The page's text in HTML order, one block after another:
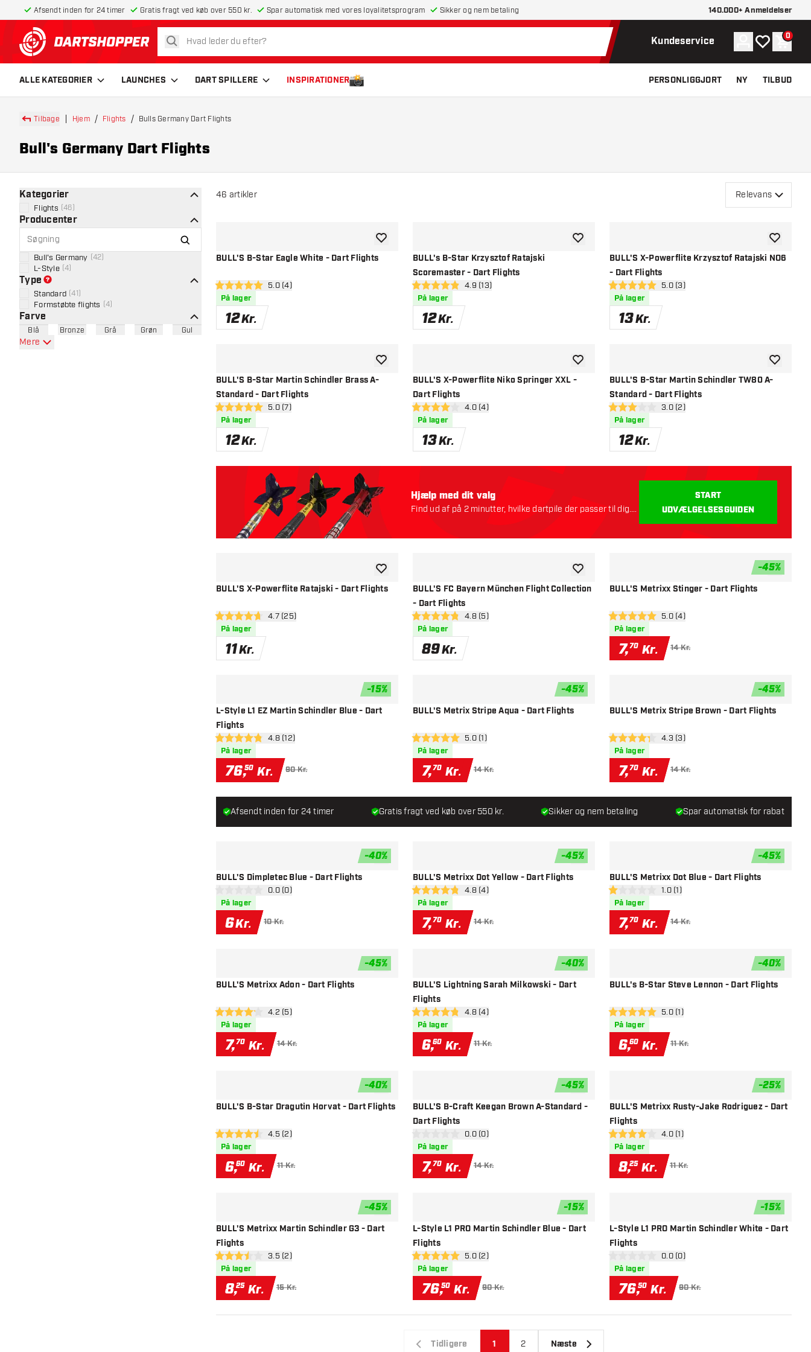
Afsendt inden for 24 timer Gratis fragt ved køb over 550 kr. Spar automatisk med vores loyalitetsprogram Sikker og nem betaling 140.000+ Anmeldelser
tilbage til forsiden
søg Kundeservice Konto
Min 0
ALLE KATEGORIER LAUNCHES DART SPILLERE INSPIRATIONER PERSONLIGGJORT NY TILBUD
Tilbage Hjem Flights Bulls Germany Dart Flights
Bull's Germany Dart Flights
Kategorier
Flights 46
Producenter
Bull's Germany 42
L-Style 4
Type
Standard (41
Formstøbte flights 4
Farve
Blå Bronze Grå Grøn Gul
Mere
46 artikler Relevans
BULL'S B-Star Eagle White - Dart Flights
åbn anmeldelsespanel
5 bedømmelsesstjerner
5.0 (4)
På lager
12Kr.
tilføje til ønskeliste
BULL's B-Star Krzysztof Ratajski
Scoremaster - Dart Flights
åbn anmeldelsespanel
4.9 bedømmelsesstjerner
4.9 (13)
På lager
12Kr.
tilføje til ønskeliste
BULL'S X-Powerflite Krzysztof Ratajski NO6
- Dart Flights
åbn anmeldelsespanel
5 bedømmelsesstjerner
5.0 (3)
På lager
13Kr.
tilføje til
BULL'S B-Star Martin Schindler Brass A-
Standard - Dart Flights
åbn anmeldelsespanel
5 bedømmelsesstjerner
5.0 (7)
På lager
12Kr.
tilføje til ønskeliste
BULL'S X-Powerflite Niko Springer XXL -
Dart Flights
åbn anmeldelsespanel
4 bedømmelsesstjerner
4.0 (4)
På lager
13Kr.
tilføje til ønskeliste
BULL'S B-Star Martin Schindler TW80 A-
Standard - Dart Flights
åbn anmeldelsespanel
3 bedømmelsesstjerner
3.0 (2)
På lager
12Kr.
tilføje til
BULL'S X-Powerflite Ratajski - Dart Flights
åbn anmeldelsespanel
4.7 bedømmelsesstjerner
4.7 (25)
På lager
11Kr.
tilføje til ønskeliste
BULL'S FC Bayern München Flight Collection
- Dart Flights
åbn anmeldelsespanel
4.8 bedømmelsesstjerner
4.8 (5)
På lager
89Kr.
tilføje til ønskeliste
-45%
BULL'S Metrixx Stinger - Dart Flights
åbn anmeldelsespanel
5 bedømmelsesstjerner
5.0 (4)
På lager
7,70 Kr. 14 Kr.
tilføje til
-15%
L-Style L1 EZ Martin Schindler Blue - Dart
Flights
åbn anmeldelsespanel
4.8 bedømmelsesstjerner
4.8 (12)
På lager
76,50 Kr. 90 Kr.
tilføje til ønskeliste
-45%
BULL'S Metrix Stripe Aqua - Dart Flights
åbn anmeldelsespanel
5 bedømmelsesstjerner
5.0 (1)
På lager
7,70 Kr. 14 Kr.
tilføje til ønskeliste
-45%
BULL'S Metrix Stripe Brown - Dart Flights
åbn anmeldelsespanel
4.3 bedømmelsesstjerner
4.3 (3)
På lager
7,70 Kr. 14 Kr.
tilføje til
-40%
BULL'S Dimpletec Blue - Dart Flights
åbn anmeldelsespanel
0 bedømmelsesstjerner
0.0 (0)
På lager
6Kr. 10 Kr.
tilføje til ønskeliste
-45%
BULL'S Metrixx Dot Yellow - Dart Flights
åbn anmeldelsespanel
4.8 bedømmelsesstjerner
4.8 (4)
På lager
7,70 Kr. 14 Kr.
tilføje til ønskeliste
-45%
BULL'S Metrixx Dot Blue - Dart Flights
åbn anmeldelsespanel
1 bedømmelsesstjerner
1.0 (1)
På lager
7,70 Kr. 14 Kr.
tilføje til
-45%
BULL'S Metrixx Adon - Dart Flights
åbn anmeldelsespanel
4.2 bedømmelsesstjerner
4.2 (5)
På lager
7,70 Kr. 14 Kr.
tilføje til ønskeliste
-40%
BULL'S Lightning Sarah Milkowski - Dart
Flights
åbn anmeldelsespanel
4.8 bedømmelsesstjerner
4.8 (4)
På lager
6,60 Kr. 11 Kr.
tilføje til ønskeliste
-40%
BULL's B-Star Steve Lennon - Dart Flights
åbn anmeldelsespanel
5 bedømmelsesstjerner
5.0 (1)
På lager
6,60 Kr. 11 Kr.
tilføje til
-40%
BULL'S B-Star Dragutin Horvat - Dart Flights
åbn anmeldelsespanel
4.5 bedømmelsesstjerner
4.5 (2)
På lager
6,60 Kr. 11 Kr.
tilføje til ønskeliste
-45%
BULL'S B-Craft Keegan Brown A-Standard -
Dart Flights
åbn anmeldelsespanel
0 bedømmelsesstjerner
0.0 (0)
På lager
7,70 Kr. 14 Kr.
tilføje til ønskeliste
-25%
BULL'S Metrixx Rusty-Jake Rodriguez - Dart
Flights
åbn anmeldelsespanel
4 bedømmelsesstjerner
4.0 (1)
På lager
8,25 Kr. 11 Kr.
tilføje til
-45%
BULL'S Metrixx Martin Schindler G3 - Dart
Flights
åbn anmeldelsespanel
3.5 bedømmelsesstjerner
3.5 (2)
På lager
8,25 Kr. 15 Kr.
tilføje til ønskeliste
-15%
L-Style L1 PRO Martin Schindler Blue - Dart
Flights
åbn anmeldelsespanel
5 bedømmelsesstjerner
5.0 (2)
På lager
76,50 Kr. 90 Kr.
tilføje til ønskeliste
-15%
L-Style L1 PRO Martin Schindler White - Dart
Flights
åbn anmeldelsespanel
0 bedømmelsesstjerner
0.0 (0)
På lager
76,50 Kr. 90 Kr.
tilføje til
Hjælp med dit valg
Find ud af på 2 minutter, hvilke dartpile der passer til dig.
START
UDVÆLGELSESGUIDEN
Afsendt inden for 24 timer Gratis fragt ved køb over 550 kr. Sikker og nem betaling Spar automatisk for rabat
Tidligere 1 2 Næste